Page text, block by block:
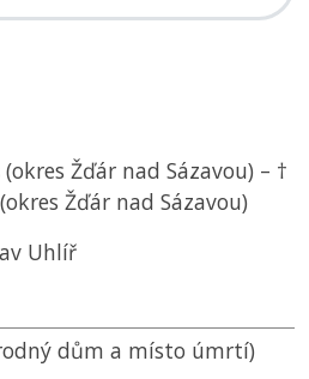
Žďár nad Sázavou) – †
Žďár nad Sázavou)
Uhlíř
dům a místo úmrtí)